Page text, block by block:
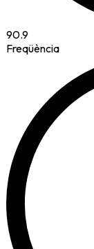
90.9
Freqüència